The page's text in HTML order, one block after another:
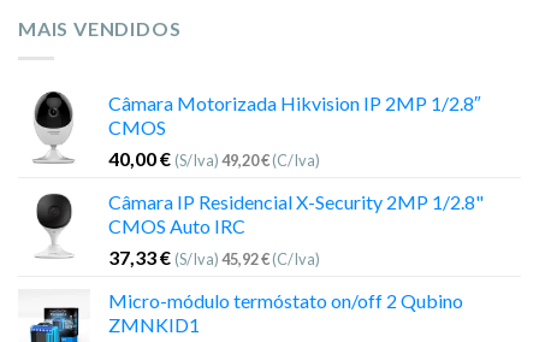
MAIS VENDIDOS
Câmara Motorizada Hikvision IP 2MP 1/2.8″
CMOS
40,00€ (S/Iva)49,20€(C/Iva)
Câmara IP Residencial X-Security 2MP 1/2.8"
CMOS Auto IRC
37,33€ (S/Iva)45,92€(C/Iva)
Micro-módulo termóstato on/off 2 Qubino
ZMNKID1